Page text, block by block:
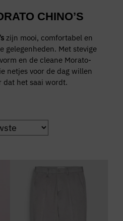
CHINO’S
zijn mooi, comfortabel en
gelegenheden. Met stevige
en de cleane Morato-
netjes voor de dag willen
dat het saai wordt.